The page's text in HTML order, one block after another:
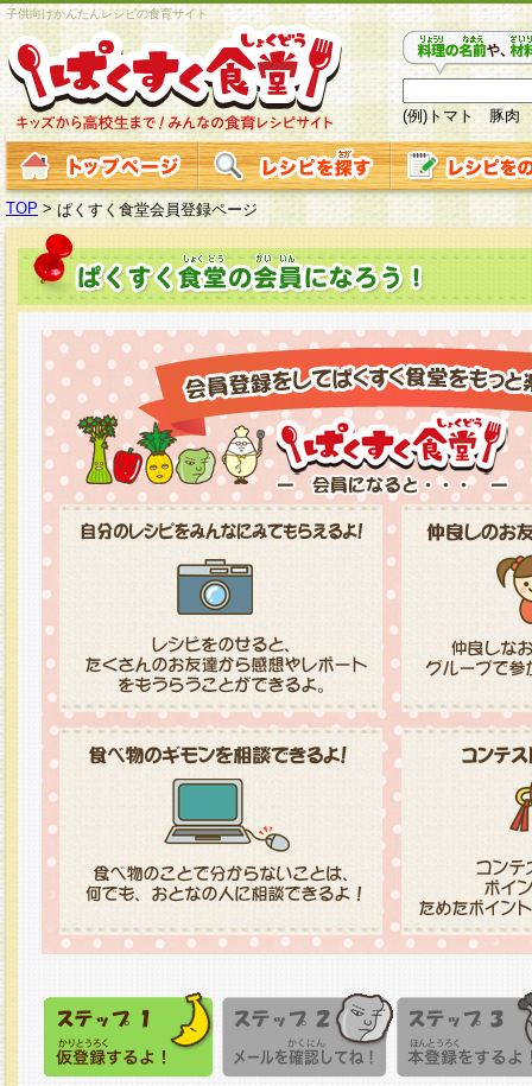
子供向けかんたんレシピの食育サイト
(例)トマト 豚肉
TOP > ぱくすく食堂会員登録ページ